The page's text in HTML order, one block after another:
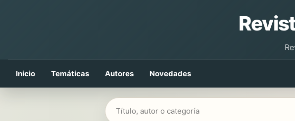
Inicio Temáticas Autores Novedades
Buscar libros